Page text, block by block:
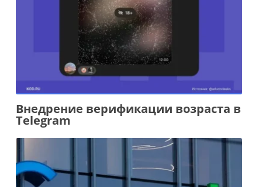
Внедрение верификации возраста в
Telegram